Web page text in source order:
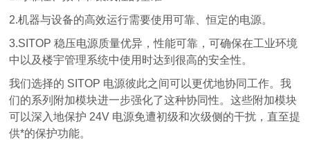
2.机器与设备的高效运行需要使用可靠、恒定的电源。
3.SITOP 稳压电源质量优异，性能可靠，可确保在工业环境
中以及楼宇管理系统中使用时达到很高的安全性。
我们选择的 SITOP 电源彼此之间可以更优地协同工作。我
们的系列附加模块进一步强化了这种协同性。这些附加模块
可以深入地保护 24V 电源免遭初级和次级侧的干扰，直至提
供*的保护功能。